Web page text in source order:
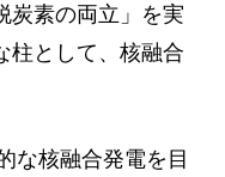
炭素の両立」を実
柱として、核融合
な核融合発電を目